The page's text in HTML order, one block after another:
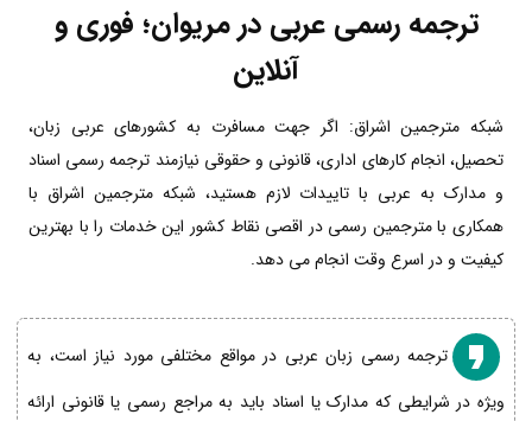
ترجمه رسمی عربی در مریوان؛ فوری و
آنلاین
شبکه مترجمین اشراق: اگر جهت مسافرت به کشورهای عربی زبان،
تحصیل، انجام کارهای اداری، قانونی و حقوقی نیازمند ترجمه رسمی اسناد
و مدارک به عربی با تاییدات لازم هستید، شبکه مترجمین اشراق با
همکاری با مترجمین رسمی در اقصی نقاط کشور این خدمات را با بهترین
کیفیت و در اسرع وقت انجام می دهد.
ترجمه رسمی زبان عربی در مواقع مختلفی مورد نیاز است، به
ویژه در شرایطی که مدارک یا اسناد باید به مراجع رسمی یا قانونی ارائه